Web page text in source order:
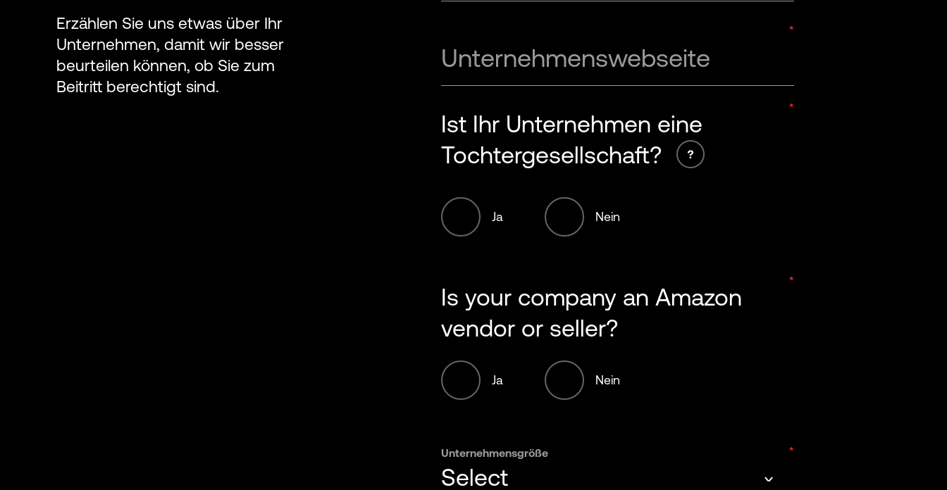
Erzählen Sie uns etwas über Ihr
Unternehmen, damit wir besser
beurteilen können, ob Sie zum
Beitritt berechtigt sind.
Unternehmenswebseite
Ist Ihr Unternehmen eine
Tochtergesellschaft?
Ja Nein
Is your company an Amazon
vendor or seller?
Ja Nein
Unternehmensgröße
Select